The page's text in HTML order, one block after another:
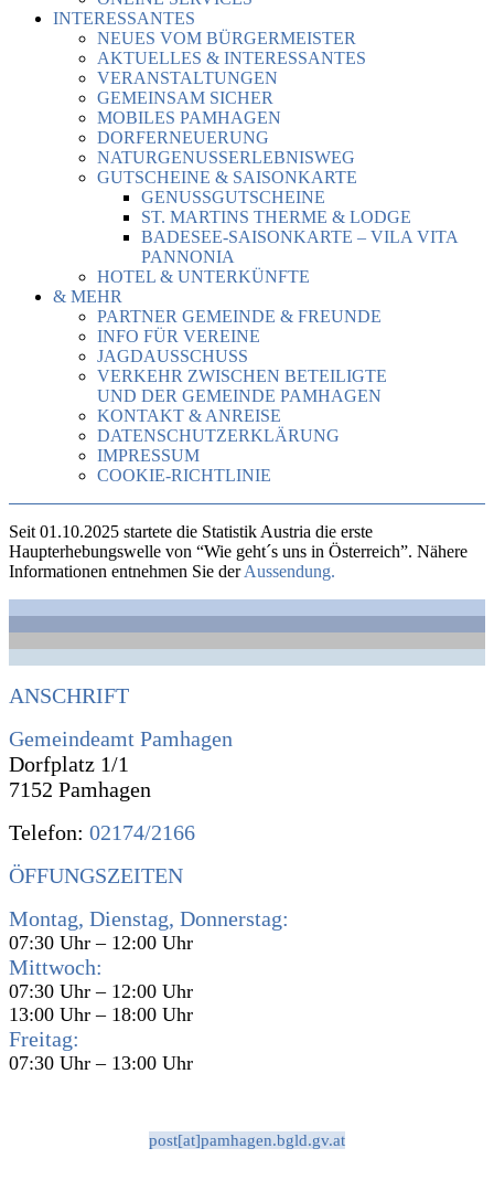
INTERESSANTES
NEUES VOM BÜRGERMEISTER
AKTUELLES & INTERESSANTES
VERANSTALTUNGEN
GEMEINSAM SICHER
MOBILES PAMHAGEN
DORFERNEUERUNG
NATURGENUSSERLEBNISWEG
GUTSCHEINE & SAISONKARTE
GENUSSGUTSCHEINE
ST. MARTINS THERME & LODGE
BADESEE-SAISONKARTE – VILA VITA
PANNONIA
HOTEL & UNTERKÜNFTE
& MEHR
PARTNER GEMEINDE & FREUNDE
INFO FÜR VEREINE
JAGDAUSSCHUSS
VERKEHR ZWISCHEN BETEILIGTE
UND DER GEMEINDE PAMHAGEN
KONTAKT & ANREISE
DATENSCHUTZERKLÄRUNG
IMPRESSUM
COOKIE-RICHTLINIE
Seit 01.10.2025 startete die Statistik Austria die erste
Haupterhebungswelle von “Wie geht´s uns in Österreich”. Nähere
Informationen entnehmen Sie derAussendung.
ANSCHRIFT
Gemeindeamt Pamhagen
Dorfplatz 1/1
7152 Pamhagen
Telefon: 02174/2166
ÖFFUNGSZEITEN
Montag, Dienstag, Donnerstag:
07:30 Uhr – 12:00 Uhr
Mittwoch:
07:30 Uhr – 12:00 Uhr
13:00 Uhr – 18:00 Uhr
Freitag:
07:30 Uhr – 13:00 Uhr
post[at]pamhagen.bgld.gv.at